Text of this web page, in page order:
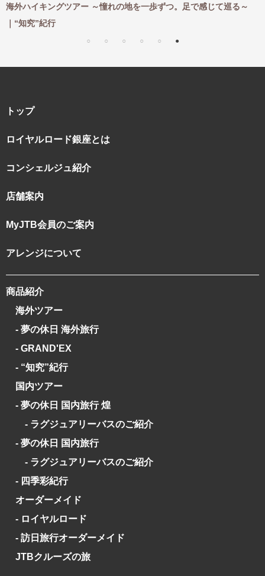
海外ハイキングツアー ～憧れの地を一歩ずつ。足で感じて巡る～
｜“知究”紀行
トップ
ロイヤルロード銀座とは
コンシェルジュ紹介
店舗案内
MyJTB会員のご案内
アレンジについて
商品紹介
海外ツアー
- 夢の休日 海外旅行
- GRAND'EX
- “知究”紀行
国内ツアー
- 夢の休日 国内旅行 煌
- ラグジュアリーバスのご紹介
- 夢の休日 国内旅行
- ラグジュアリーバスのご紹介
- 四季彩紀行
オーダーメイド
- ロイヤルロード
- 訪日旅行オーダーメイド
JTBクルーズの旅